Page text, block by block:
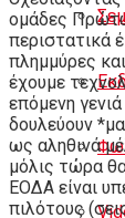
ομάδες
περιστατικά
πλημμύρες
έχουμε
επόμενη
δουλεύουν
ως αληθινά
μόλις τώρα
ΕΟΔΑ είναι
πιλότους